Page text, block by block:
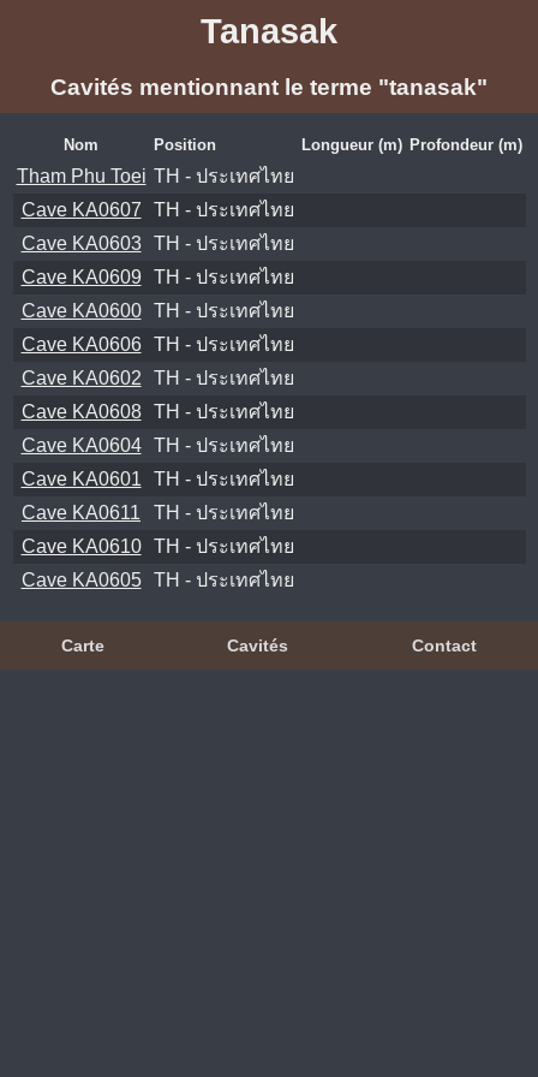
Tanasak
Cavités mentionnant le terme "tanasak"
Nom Position Longueur (m) Profondeur (m)
Tham Phu Toei TH - ประเทศไทย
Cave KA0607
TH - ประเทศไทย
Cave KA0603
TH - ประเทศไทย
Cave KA0609
TH - ประเทศไทย
Cave KA0600
TH - ประเทศไทย
Cave KA0606
TH - ประเทศไทย
Cave KA0602
TH - ประเทศไทย
Cave KA0608
TH - ประเทศไทย
Cave KA0604
TH - ประเทศไทย
Cave KA0601
TH - ประเทศไทย
Cave KA0611
TH - ประเทศไทย
Cave KA0610
TH - ประเทศไทย
Cave KA0605
TH - ประเทศไทย
Carte Cavités Contact